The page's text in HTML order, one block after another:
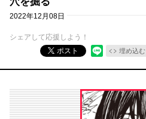
2022年12月08日
シェアして応援しよう！
ポスト
埋め込む